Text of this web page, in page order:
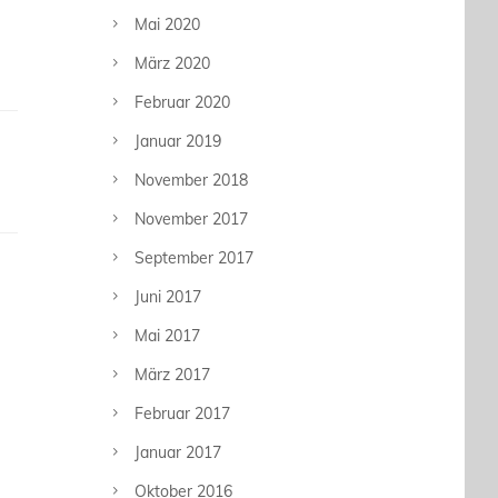
Mai 2020
März 2020
Februar 2020
Januar 2019
November 2018
November 2017
September 2017
Juni 2017
Mai 2017
März 2017
Februar 2017
Januar 2017
Oktober 2016